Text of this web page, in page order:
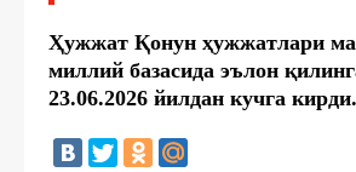
Ҳужжат Қонун ҳужжатлари
миллий базасида эълон
23.06.2026 йилдан кучга кирди.